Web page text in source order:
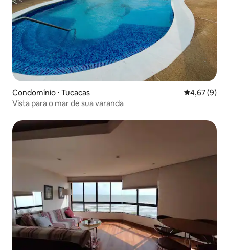
Condomínio ⋅ Tucacas 4,67 de uma
4,67 (9)
Vista para o mar de sua varanda